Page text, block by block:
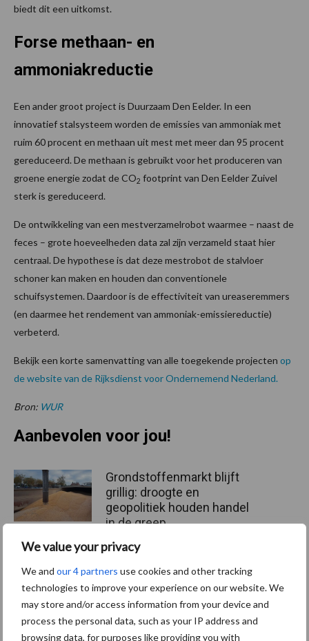
We value your privacy
We and our 4 partners use cookies and other tracking
technologies to improve your experience on our website. We
may store and/or access information from your device and
process the personal data, such as your IP address and
browsing data, for purposes like providing you with
biedt dit een uitkomst.
Forse methaan- en
ammoniakreductie
Een ander groot project is Duurzaam Den Eelder. In een
innovatief stalsysteem worden de emissies van ammoniak met
ruim 60 procent en methaan uit mest met meer dan 95 procent
gereduceerd. De methaan is gebruikt voor het produceren van
groene energie zodat de CO2 footprint van Den Eelder Zuivel
sterk is gereduceerd.
De ontwikkeling van een mestverzamelrobot waarmee – naast de
feces – grote hoeveelheden data zal zijn verzameld staat hier
centraal. De hypothese is dat deze mestrobot de stalvloer
schoner kan maken en houden dan conventionele
schuifsystemen. Daardoor is de effectiviteit van ureaseremmers
(en daarmee het rendement van ammoniak-emissiereductie)
verbeterd.
Bekijk een korte samenvatting van alle toegekende projecten op
de website van de Rijksdienst voor Ondernemend Nederland.
Bron: WUR
Aanbevolen voor jou!
Grondstoffenmarkt blijft
grillig: droogte en
geopolitiek houden handel
in de greep
De speenhuid: een vaak
onderschatte risicofactor
voor mastitis